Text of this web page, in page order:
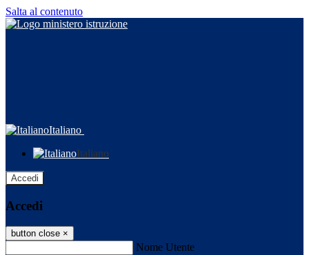
Salta al contenuto
Italiano
Italiano
Accedi
Accedi
button close ×
Nome Utente